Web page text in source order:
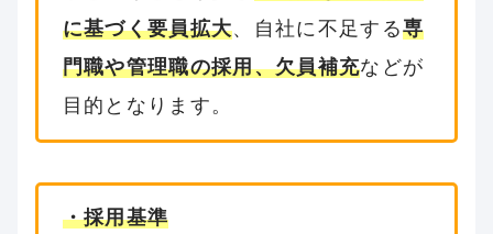
に基づく要員拡大、自社に不足する専
門職や管理職の採用、欠員補充などが
目的となります。
・採用基準